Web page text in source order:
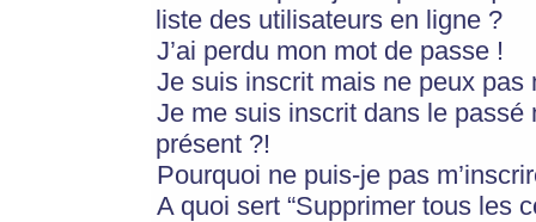
liste des utilisateurs en ligne ?
J’ai perdu mon mot de passe !
Je suis inscrit mais ne peux pas
Je me suis inscrit dans le
présent ?!
Pourquoi ne puis-je pas
A quoi sert “Supprimer tous les